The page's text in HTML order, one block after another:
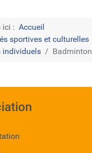
ici : Accueil
sportives et culturelles
individuels
Badminton